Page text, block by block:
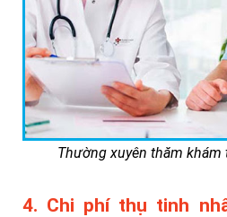
Thường xuyên thăm khám
4. Chi phí thụ tinh